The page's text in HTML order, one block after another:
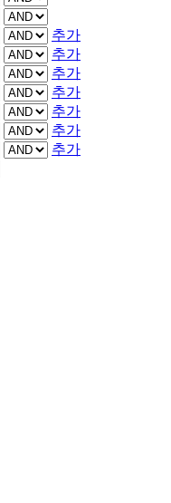
추가
추가
추가
추가
추가
추가
추가